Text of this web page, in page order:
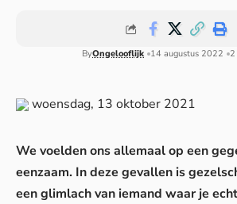
ByOngelooflijk 14 augustus 2022
woensdag, 13 oktober 2021
We voelden ons allemaal op een
eenzaam. In deze gevallen is
een glimlach van iemand waar je